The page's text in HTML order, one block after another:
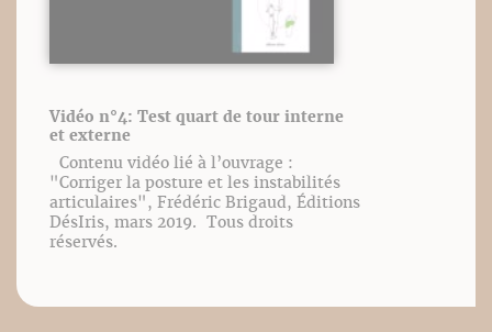
Vidéo n°4: Test quart de tour interne
et externe
Contenu vidéo lié à l’ouvrage :
"Corriger la posture et les instabilités
articulaires", Frédéric Brigaud, Éditions
DésIris, mars 2019. Tous droits
réservés.